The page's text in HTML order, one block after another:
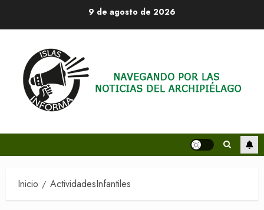
9 de agosto de 2026
Inicio ActividadesInfantiles